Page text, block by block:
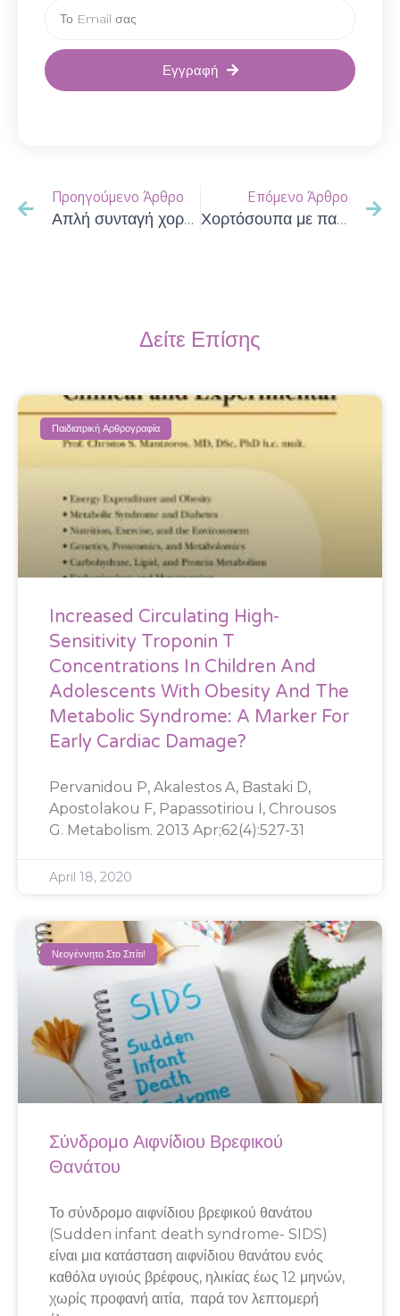
Εγγραφή
Προηγούμενο Άρθρο
Απλή συνταγή χορτόσουπας.
Επόμενο Άρθρο
Χορτόσουπα με πατάτα, καλαμπόκι και αρακά.
Δείτε Επίσης
Παιδιατρική Αρθρογραφία
Increased Circulating High-
Sensitivity Troponin T
Concentrations In Children And
Adolescents With Obesity And The
Metabolic Syndrome: A Marker For
Early Cardiac Damage?
Pervanidou P, Akalestos A, Bastaki D,
Apostolakou F, Papassotiriou I, Chrousos
G. Metabolism. 2013 Apr;62(4):527-31
April 18, 2020
Νεογέννητο Στο Σπίτι!
Σύνδρομο Αιφνίδιου Βρεφικού
Θανάτου
Το σύνδρομο αιφνίδιου βρεφικού θανάτου
(Sudden infant death syndrome- SIDS)
είναι μια κατάσταση αιφνίδιου θανάτου ενός
καθόλα υγιούς βρέφους, ηλικίας έως 12 μηνών,
χωρίς προφανή αιτία, παρά τον λεπτομερή